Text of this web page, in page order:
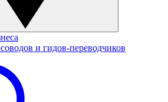
и гидов-переводчиков